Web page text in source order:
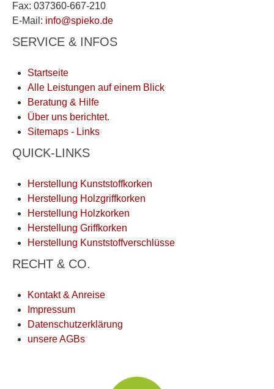
Fax: 037360-667-210
E-Mail: info@spieko.de
SERVICE & INFOS
Startseite
Alle Leistungen auf einem Blick
Beratung & Hilfe
Über uns berichtet.
Sitemaps - Links
QUICK-LINKS
Herstellung Kunststoffkorken
Herstellung Holzgriffkorken
Herstellung Holzkorken
Herstellung Griffkorken
Herstellung Kunststoffverschlüsse
RECHT & CO.
Kontakt & Anreise
Impressum
Datenschutzerklärung
unsere AGBs